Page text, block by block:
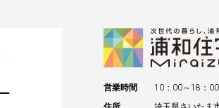
営業時間
10：00～18：00